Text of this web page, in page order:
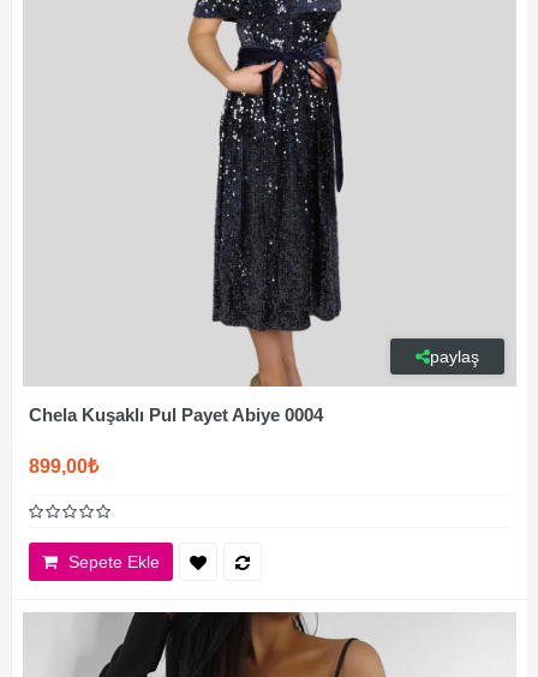
paylaş
Chela Kuşaklı Pul Payet Abiye 0004
899,00₺
Sepete Ekle